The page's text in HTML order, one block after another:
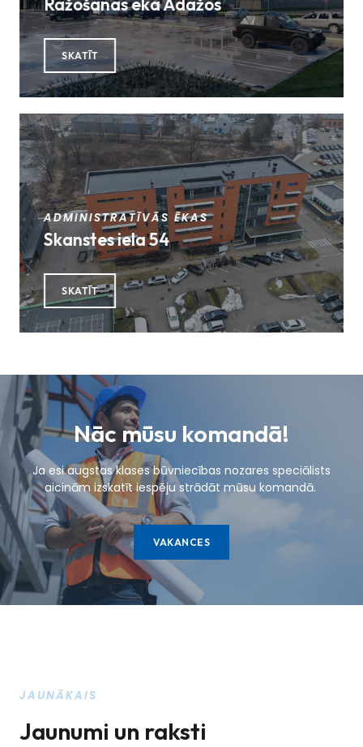
Ražošanas ēka Ādažos
SKATĪT
ADMINISTRATĪVĀS ĒKAS
Skanstes iela 54
SKATĪT
Nāc mūsu komandā!
Ja esi augstas klases būvniecības nozares speciālists
aicinām izskatīt iespēju strādāt mūsu komandā.
VAKANCES
JAUNĀKAIS
Jaunumi un raksti